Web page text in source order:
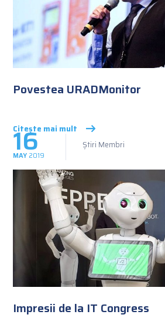
Povestea URADMonitor
Citește mai mult
16
MAY 2019
Știri Membri
Impresii de la IT Congress